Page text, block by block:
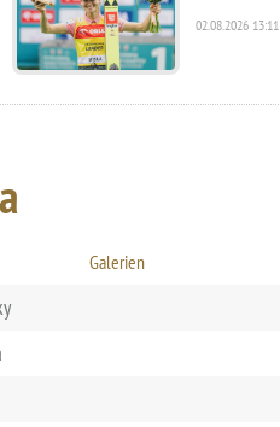
02.08.2026 13:11
Galerien